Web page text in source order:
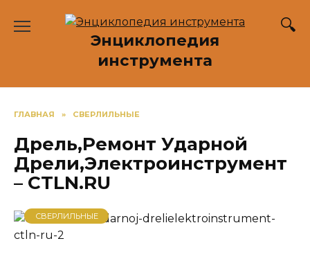
Энциклопедия
инструмента
ГЛАВНАЯ » СВЕРЛИЛЬНЫЕ
Дрель,Ремонт Ударной
Дрели,Электроинструмент
– CTLN.RU
СВЕРЛИЛЬНЫЕ